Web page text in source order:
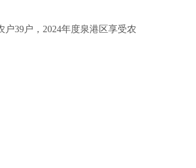
39户，2024年度泉港区享受农